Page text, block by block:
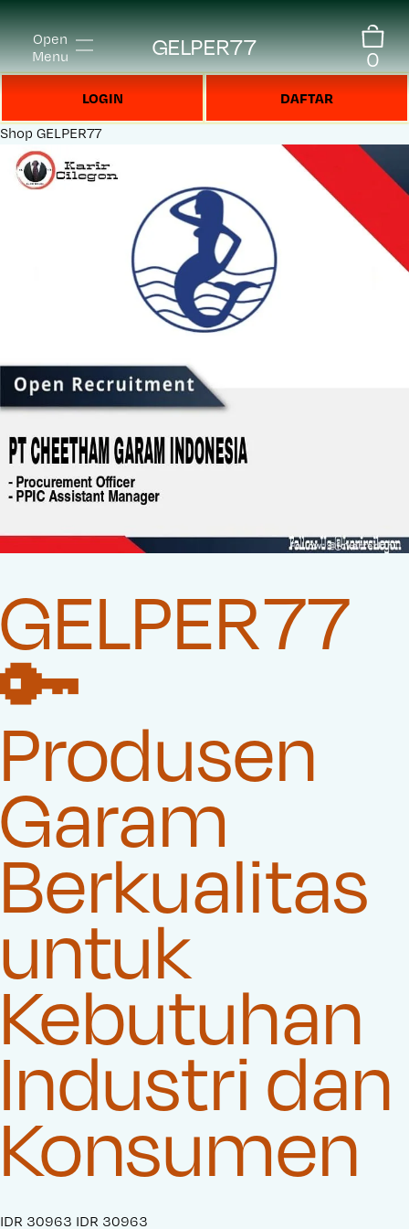
Open
Menu
GELPER77 0
LOGIN DAFTAR
Shop GELPER77
GELPER77
🔑
Produsen
Garam
Berkualitas
untuk
Kebutuhan
Industri dan
Konsumen
S
IDR 30963 O
IDR 30963